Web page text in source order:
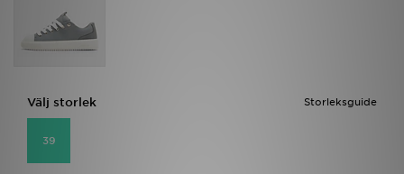
Storleksguide
Välj storlek
39
Mina meddelanden
JD Blogg